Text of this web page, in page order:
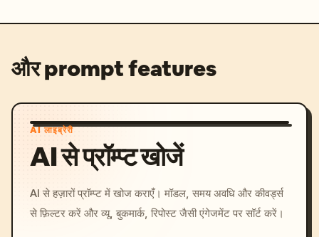
और prompt features
AI लाइब्रेरी
AI से प्रॉम्प्ट खोजें
AI से हज़ारों प्रॉम्प्ट में खोज कराएँ। मॉडल, समय अवधि और कीवर्ड्स
से फ़िल्टर करें और व्यू, बुकमार्क, रिपोस्ट जैसी एंगेजमेंट पर सॉर्ट करें।